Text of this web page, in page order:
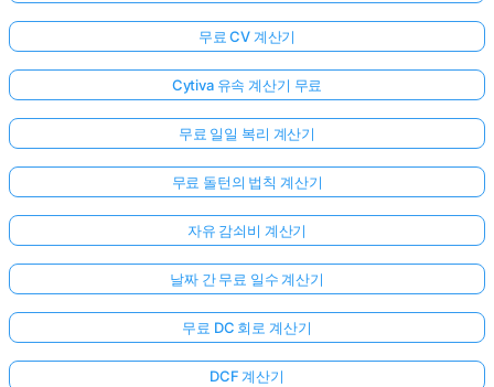
무료 CV 계산기
Cytiva 유속 계산기 무료
무료 일일 복리 계산기
무료 돌턴의 법칙 계산기
자유 감쇠비 계산기
날짜 간 무료 일수 계산기
무료 DC 회로 계산기
DCF 계산기